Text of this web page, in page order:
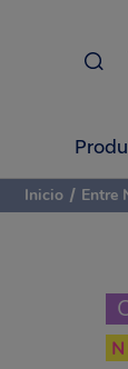
Inicio / Entre